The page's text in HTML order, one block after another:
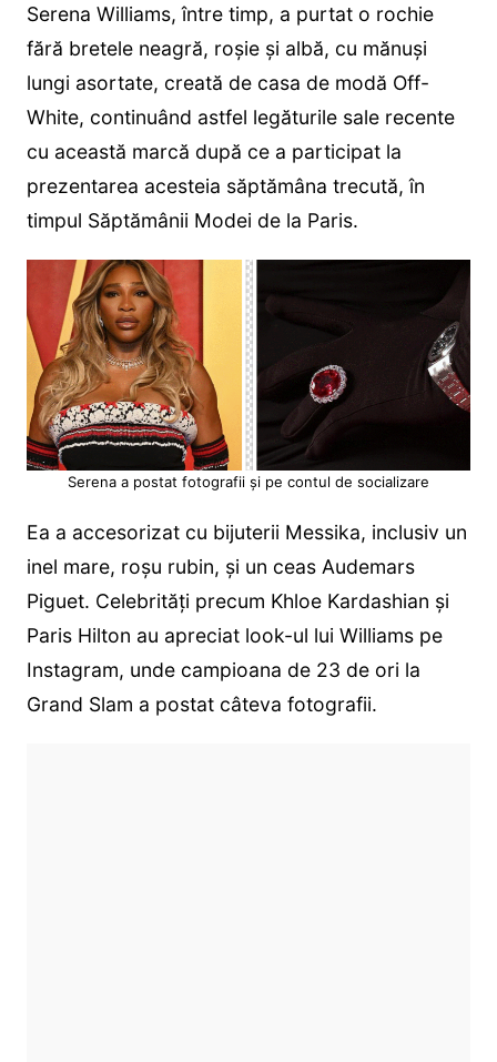
Serena Williams, între timp, a purtat o rochie
fără bretele neagră, roșie și albă, cu mănuși
lungi asortate, creată de casa de modă Off-
White, continuând astfel legăturile sale recente
cu această marcă după ce a participat la
prezentarea acesteia săptămâna trecută, în
timpul Săptămânii Modei de la Paris.
Serena a postat fotografii și pe contul de socializare
Ea a accesorizat cu bijuterii Messika, inclusiv un
inel mare, roșu rubin, și un ceas Audemars
Piguet. Celebrități precum Khloe Kardashian și
Paris Hilton au apreciat look-ul lui Williams pe
Instagram, unde campioana de 23 de ori la
Grand Slam a postat câteva fotografii.